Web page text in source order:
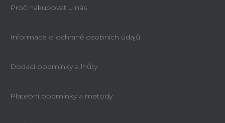
Proč nakupovat u nás
Informace o ochraně osobních údajů
Dodací podmínky a lhůty
Platební podmínky a metody